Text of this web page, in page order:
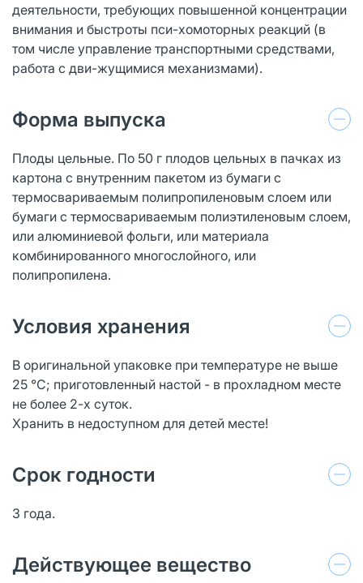
деятельности, требующих повышенной концентрации
внимания и быстроты пси-хомоторных реакций (в
том числе управление транспортными средствами,
работа с дви-жущимися механизмами).
Форма выпуска
Плоды цельные. По 50 г плодов цельных в пачках из
картона с внутренним пакетом из бумаги с
термосвариваемым полипропиленовым слоем или
бумаги с термосвариваемым полиэтиленовым слоем,
или алюминиевой фольги, или материала
комбинированного многослойного, или
полипропилена.
Условия хранения
В оригинальной упаковке при температуре не выше
25 °С; приготовленный настой - в прохладном месте
не более 2-х суток.
Хранить в недоступном для детей месте!
Срок годности
3 года.
Действующее вещество